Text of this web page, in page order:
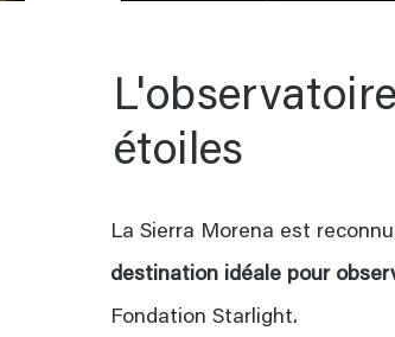
étoiles
La Sierra Morena est
destination idéale pour
Fondation Starlight.